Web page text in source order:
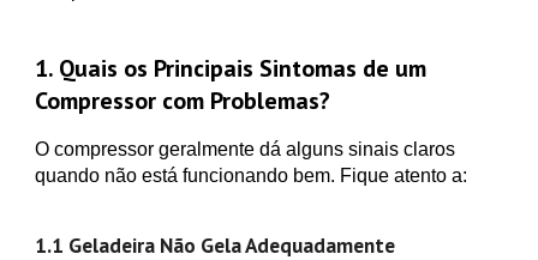
1. Quais os Principais Sintomas de um
Compressor com Problemas?
O compressor geralmente dá alguns sinais claros
quando não está funcionando bem. Fique atento a:
1.1 Geladeira Não Gela Adequadamente